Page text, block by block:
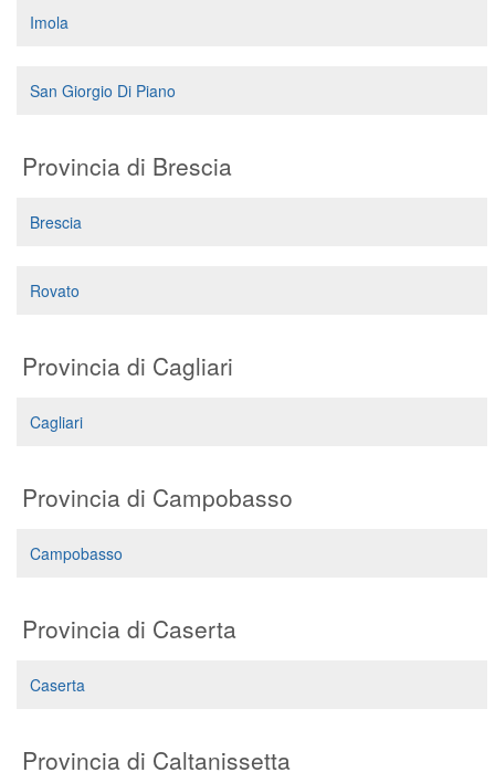
Imola
San Giorgio Di Piano
Provincia di Brescia
Brescia
Rovato
Provincia di Cagliari
Cagliari
Provincia di Campobasso
Campobasso
Provincia di Caserta
Caserta
Provincia di Caltanissetta